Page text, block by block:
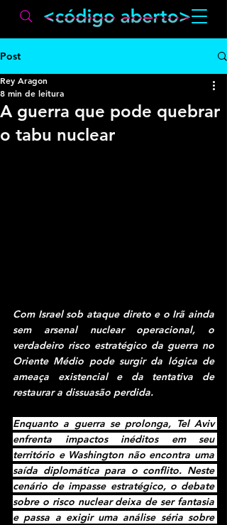
Post
A guerra que pode quebrar
o tabu nuclear
Rey Aragon
8 min de leitura
Com Israel sob ataque direto e o Irã ainda
sem arsenal nuclear operacional, o
verdadeiro risco estratégico da guerra no
Oriente Médio pode surgir da lógica de
ameaça existencial e da tentativa de
restaurar a dissuasão perdida.
Enquanto a guerra se prolonga, Tel Aviv
enfrenta impactos inéditos em seu
território e Washington não encontra uma
saída diplomática para o conflito. Neste
cenário de impasse estratégico, o debate
sobre o risco nuclear deixa de ser fantasia
e passa a exigir uma análise séria sobre